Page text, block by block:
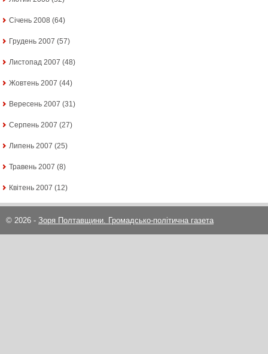
Січень 2008 (64)
Грудень 2007 (57)
Листопад 2007 (48)
Жовтень 2007 (44)
Вересень 2007 (31)
Серпень 2007 (27)
Липень 2007 (25)
Травень 2007 (8)
Квітень 2007 (12)
© 2026 - Зоря Полтавщини. Громадсько-політична газета